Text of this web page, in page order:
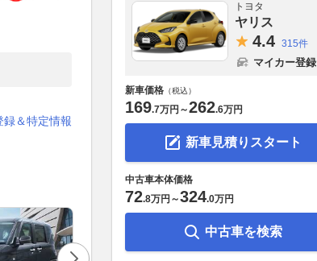
録＆特定情報
トヨタ
ヤリス
4.4 315件
マイカー登録
新車価格 （税込）
169.7万円 ～262.6万円
新車見積りスタート
中古車本体価格
72.8万円 ～324.0万円
中古車を検索